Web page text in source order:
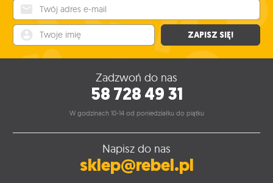
ZAPISZ SIĘ!
Zadzwoń do nas
58 728 49 31
W godzinach 10-14 od poniedziałku do piątku
Napisz do nas
sklep@rebel.pl